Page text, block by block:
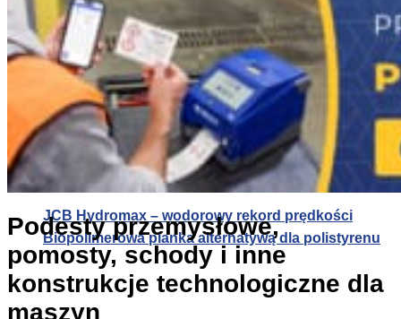
JCB Hydromax – wodorowy rekord prędkości
Biopolimerowa pianka alternatywą dla polistyrenu
JCB Hydromax – wodorowy rekord prędkości
Nie znaleziono
Zobacz wszystkie wyniki
Podesty przemysłowe,
pomosty, schody i inne
konstrukcje technologiczne dla
maszyn